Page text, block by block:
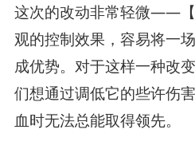
这次的改动非常轻微——
观的控制效果，容易将一
成优势。对于这样一种改
们想通过调低它的些许伤
血时无法总能取得领先。